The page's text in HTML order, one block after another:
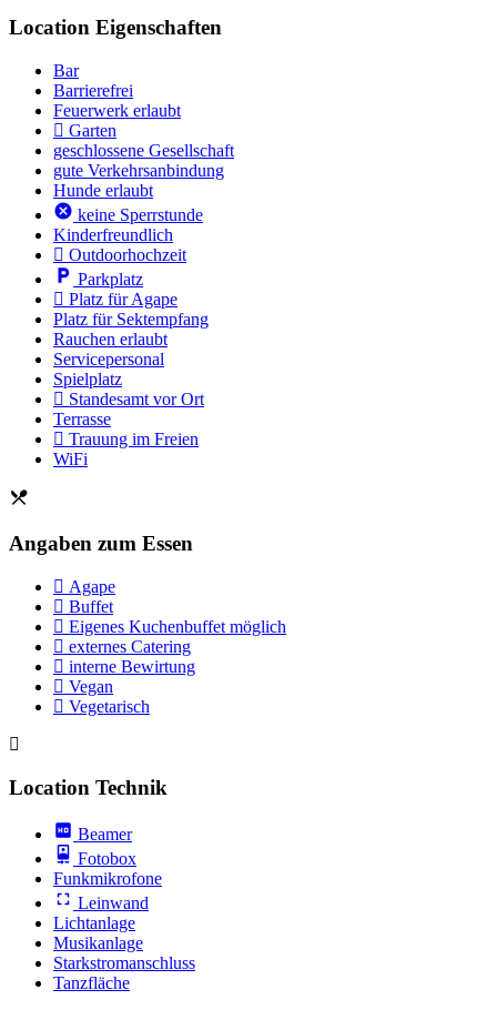
Location Eigenschaften
Bar
Barrierefrei
Feuerwerk erlaubt
Garten
geschlossene Gesellschaft
gute Verkehrsanbindung
Hunde erlaubt
keine Sperrstunde
Kinder­freundlich
Outdoorhochzeit
Parkplatz
Platz für Agape
Platz für Sektempfang
Rauchen erlaubt
Servicepersonal
Spielplatz
Standesamt vor Ort
Terrasse
Trauung im Freien
WiFi
Angaben zum Essen
Agape
Buffet
Eigenes Kuchenbuffet möglich
externes Catering
interne Bewirtung
Vegan
Vegetarisch
Location Technik
Beamer
Fotobox
Funkmikrofone
Leinwand
Lichtanlage
Musikanlage
Starkstromanschluss
Tanzfläche